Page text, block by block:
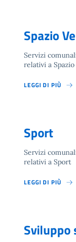
Spazio
Servizi
relativi a Spazio
LEGGI DI PIÙ
Sport
Servizi
relativi a Sport
LEGGI DI PIÙ
Sviluppo